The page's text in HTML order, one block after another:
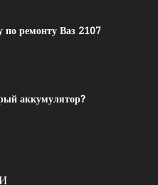
по ремонту Ваз 2107
аккумулятор?